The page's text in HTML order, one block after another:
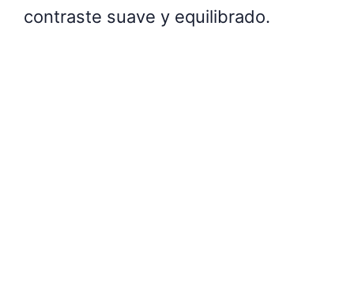
contraste suave y equilibrado.